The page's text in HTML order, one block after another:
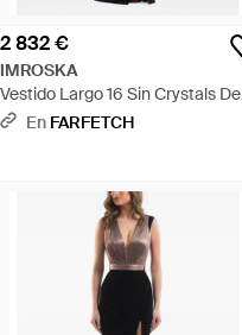
2 832 €
IMROSKA
Vestido Largo 16 Sin Crystals De
Una Sola Manga Con Cristales -
En FARFETCH